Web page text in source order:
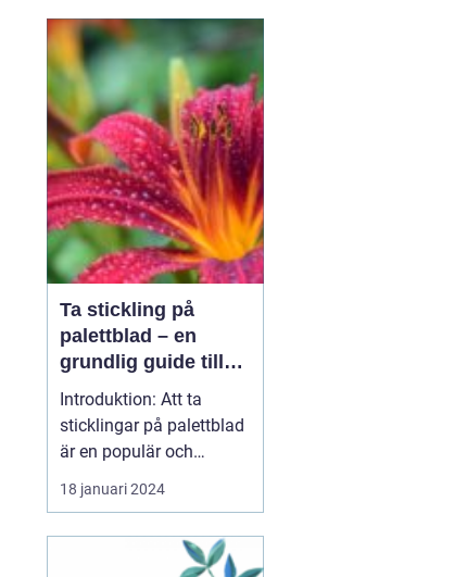
när det kommer till
pianon. Genom att
blanda skickligt hantverk
med avancerad
teknologi har Steinway
pianon vunnit &ou...
Ta stickling på
palettblad – en
grundlig guide till
framgångsrik
förökning
Introduktion: Att ta
sticklingar på palettblad
är en populär och
spännande metod för att
föröka och sprida denna
artikel kommer vi att gå
18 januari 2024